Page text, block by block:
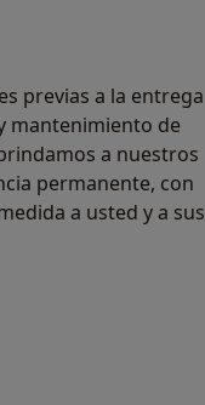
previas a la entrega
mantenimiento de
a nuestros
permanente, con
a usted y a sus